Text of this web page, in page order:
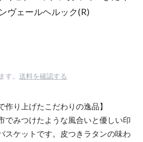
ヴェールヘルック(R)
す。 送料を確認する
作り上げたこだわりの逸品】
でみつけたような風合いと優しい印
スケットです。皮つきラタンの味わ